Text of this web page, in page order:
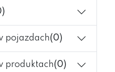
pojazdach(0)
produktach(0)